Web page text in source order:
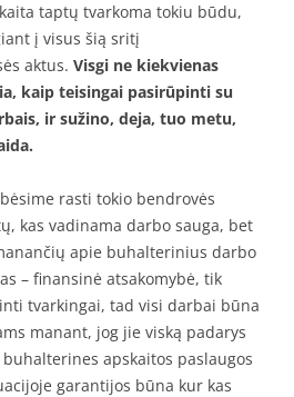
taptų tvarkoma tokiu būdu,
į visus šią sritį
aktus. Visgi ne kiekvienas
kaip teisingai pasirūpinti su
ir sužino, deja, tuo metu,
rasti tokio bendrovės
kas vadinama darbo sauga, bet
apie buhalterinius darbo
– finansinė atsakomybė, tik
tvarkingai, tad visi darbai būna
manant, jog jie viską padarys
apskaitos paslaugos
garantijos būna kur kas